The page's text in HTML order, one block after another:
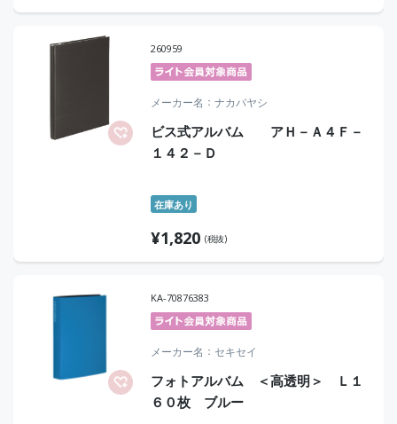
260959
メーカー名 ナカバヤシ
ビス式アルバム アＨ－Ａ４Ｆ－
１４２－Ｄ
在庫あり
¥1,820 (税抜)
KA-70876383
メーカー名 セキセイ
フォトアルバム ＜高透明＞ Ｌ１
６０枚 ブルー